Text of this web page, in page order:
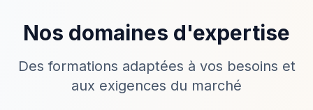
Nos domaines d'expertise
Des formations adaptées à vos besoins et
aux exigences du marché